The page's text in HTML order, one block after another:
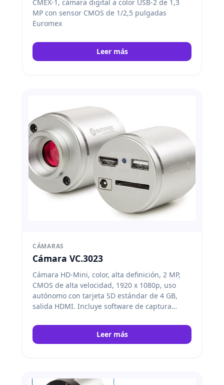
CMEX-1, cámara digital a color USB-2 de 1,3
MP con sensor CMOS de 1/2,5 pulgadas
Euromex
Leer más
CÁMARAS
Cámara VC.3023
Cámara HD-Mini, color, alta definición, 2 MP,
CMOS de alta velocidad, 1920 x 1080p, uso
autónomo con tarjeta SD estándar de 4 GB,
salida HDMI. Incluye software de captura
Leer más